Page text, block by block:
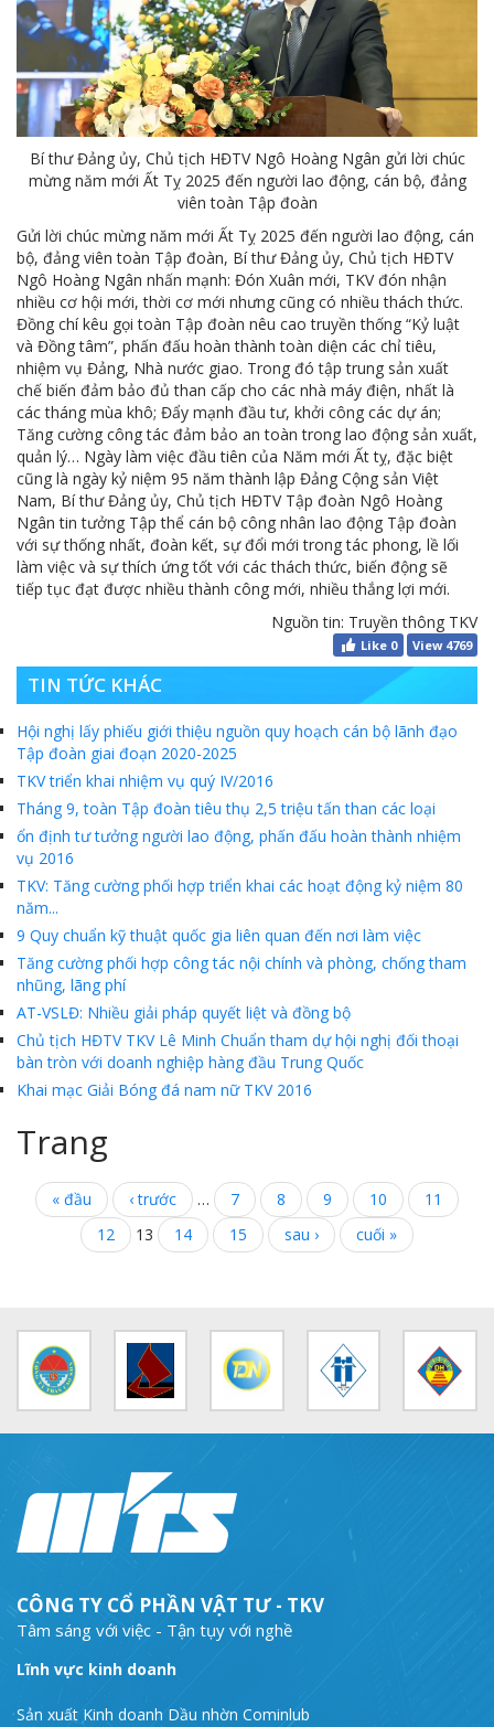
Bí thư Đảng ủy, Chủ tịch HĐTV Ngô Hoàng Ngân gửi lời chúc
mừng năm mới Ất Tỵ 2025 đến người lao động, cán bộ, đảng
viên toàn Tập đoàn
Gửi lời chúc mừng năm mới Ất Tỵ 2025 đến người lao động, cán
bộ, đảng viên toàn Tập đoàn, Bí thư Đảng ủy, Chủ tịch HĐTV
Ngô Hoàng Ngân nhấn mạnh: Đón Xuân mới, TKV đón nhận
nhiều cơ hội mới, thời cơ mới nhưng cũng có nhiều thách thức.
Đồng chí kêu gọi toàn Tập đoàn nêu cao truyền thống “Kỷ luật
và Đồng tâm”, phấn đấu hoàn thành toàn diện các chỉ tiêu,
nhiệm vụ Đảng, Nhà nước giao. Trong đó tập trung sản xuất
chế biến đảm bảo đủ than cấp cho các nhà máy điện, nhất là
các tháng mùa khô; Đẩy mạnh đầu tư, khởi công các dự án;
Tăng cường công tác đảm bảo an toàn trong lao động sản xuất,
quản lý… Ngày làm việc đầu tiên của Năm mới Ất tỵ, đặc biệt
cũng là ngày kỷ niệm 95 năm thành lập Đảng Cộng sản Việt
Nam, Bí thư Đảng ủy, Chủ tịch HĐTV Tập đoàn Ngô Hoàng
Ngân tin tưởng Tập thể cán bộ công nhân lao động Tập đoàn
với sự thống nhất, đoàn kết, sự đổi mới trong tác phong, lề lối
làm việc và sự thích ứng tốt với các thách thức, biến động sẽ
tiếp tục đạt được nhiều thành công mới, nhiều thắng lợi mới.
Nguồn tin: Truyền thông TKV
Like 0 View 4769
TIN TỨC KHÁC
Hội nghị lấy phiếu giới thiệu nguồn quy hoạch cán bộ lãnh đạo
Tập đoàn giai đoạn 2020-2025
TKV triển khai nhiệm vụ quý IV/2016
Tháng 9, toàn Tập đoàn tiêu thụ 2,5 triệu tấn than các loại
ổn định tư tưởng người lao động, phấn đấu hoàn thành nhiệm
vụ 2016
TKV: Tăng cường phối hợp triển khai các hoạt động kỷ niệm 80
năm...
9 Quy chuẩn kỹ thuật quốc gia liên quan đến nơi làm việc
Tăng cường phối hợp công tác nội chính và phòng, chống tham
nhũng, lãng phí
AT-VSLĐ: Nhiều giải pháp quyết liệt và đồng bộ
Chủ tịch HĐTV TKV Lê Minh Chuẩn tham dự hội nghị đối thoại
bàn tròn với doanh nghiệp hàng đầu Trung Quốc
Khai mạc Giải Bóng đá nam nữ TKV 2016
Trang
« đầu ‹ trước … 7 8 9 10
11
12
13 14 15 sau › cuối »
CÔNG TY CỔ PHẦN VẬT TƯ - TKV
Tâm sáng với việc - Tận tụy với nghề
Lĩnh vực kinh doanh
Sản xuất Kinh doanh Dầu nhờn Cominlub